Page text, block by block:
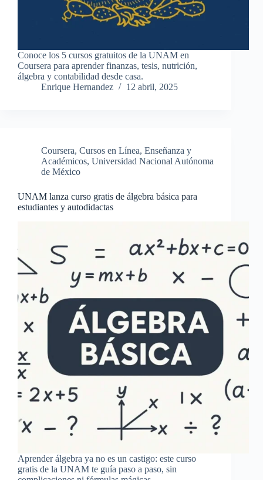
Conoce los 5 cursos gratuitos de la UNAM en
Coursera para aprender finanzas, tesis, nutrición,
álgebra y contabilidad desde casa.
Enrique Hernandez
12 abril, 2025
Coursera, Cursos en Línea, Enseñanza y
Académicos, Universidad Nacional Autónoma
de México
UNAM lanza curso gratis de álgebra básica para
estudiantes y autodidactas
Aprender álgebra ya no es un castigo: este curso
gratis de la UNAM te guía paso a paso, sin